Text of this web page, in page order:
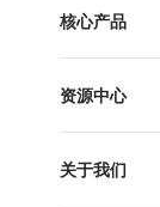
核心产品
资源中心
关于我们